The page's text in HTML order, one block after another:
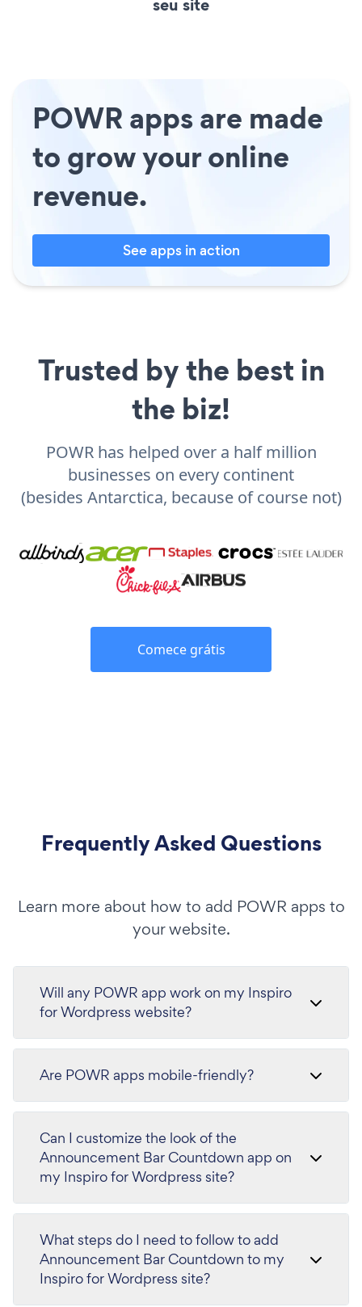
seu site
POWR apps are made
to grow your online
revenue.
See apps in action
Trusted by the best in
the biz!
POWR has helped over a half million
businesses on every continent
(besides Antarctica, because of course not)
Comece grátis
Frequently Asked Questions
Learn more about how to add POWR apps to
your website.
Will any POWR app work on my Inspiro
for Wordpress website?
Are POWR apps mobile-friendly?
Can I customize the look of the
Announcement Bar Countdown app on
my Inspiro for Wordpress site?
What steps do I need to follow to add
Announcement Bar Countdown to my
Inspiro for Wordpress site?